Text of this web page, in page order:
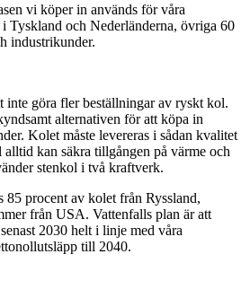
vi köper in används för våra
Tyskland och Nederländerna, övriga 60
industrikunder.
inte göra fler beställningar av ryskt kol.
alternativen för att köpa in
Kolet måste levereras i sådan kvalitet
kan säkra tillgången på värme och
stenkol i två kraftverk.
85 procent av kolet från Ryssland,
från USA. Vattenfalls plan är att
2030 helt i linje med våra
till 2040.